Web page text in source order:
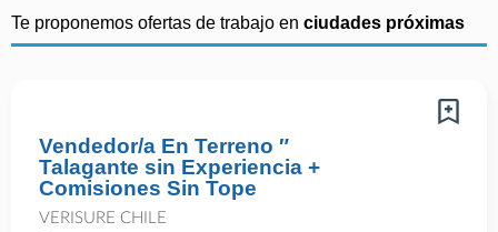
Te proponemos ofertas de trabajo en ciudades próximas
Vendedor/a En Terreno ″
Talagante sin Experiencia +
Comisiones Sin Tope
VERISURE CHILE